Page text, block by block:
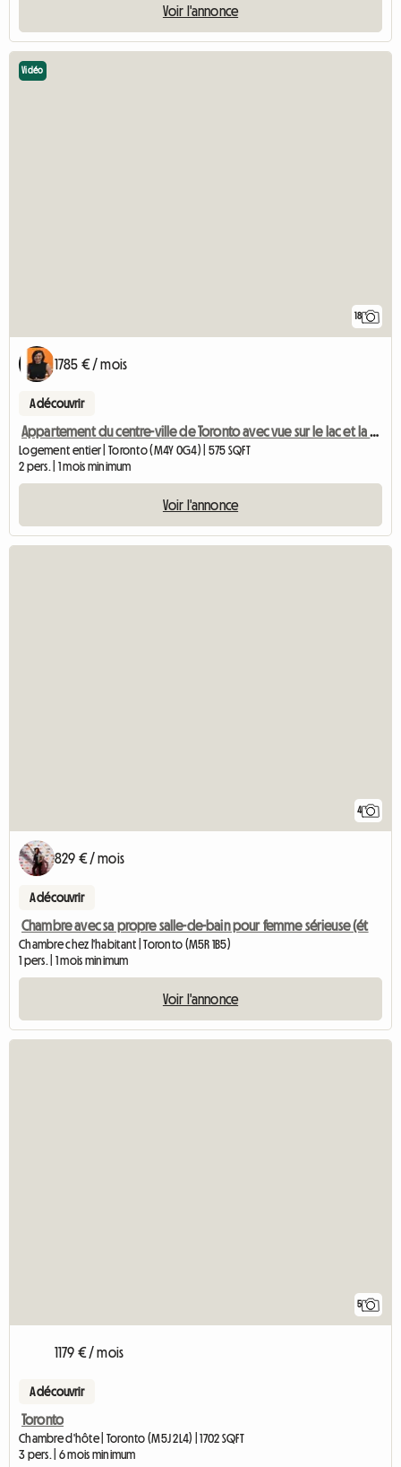
Voir l'annonce
18
Vidéo
1785 € / mois
A découvrir
Appartement du centre-ville de Toronto avec vue sur le lac et la Tour CN
Logement entier | Toronto (M4Y 0G4) | 575 SQFT
2 pers. | 1 mois minimum
Voir l'annonce
4
829 € / mois
A découvrir
Chambre avec sa propre salle-de-bain pour femme sérieuse (ét
Chambre chez l'habitant | Toronto (M5R 1B5)
1 pers. | 1 mois minimum
Voir l'annonce
5
1179 € / mois
A découvrir
Toronto
Chambre d'hôte | Toronto (M5J 2L4) | 1702 SQFT
3 pers. | 6 mois minimum